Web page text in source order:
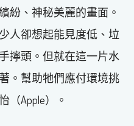
紛、神秘美麗的畫面。
人卻想起能見度低、垃
擰頭。但就在這一片水
。幫助牠們應付環境挑
（Apple）。